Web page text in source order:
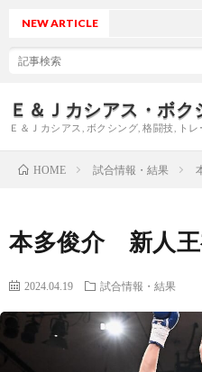
Ｅ＆Ｊカシアス・ボク
Ｅ＆Ｊカシアス, ボクシング, 格闘技, ト
NEW ARTICLE
HOME 試合情報・結果
本多俊介 新人
2024.04.19 試合情報・結果